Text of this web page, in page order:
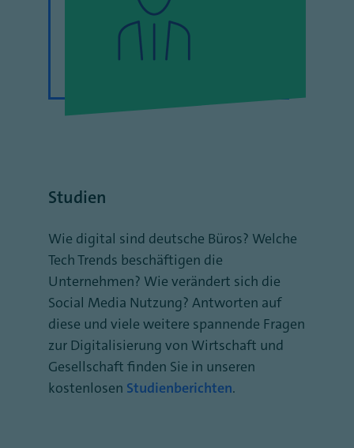
Studien
Wie digital sind deutsche Büros? Welche
Tech Trends beschäftigen die
Unternehmen? Wie verändert sich die
Social Media Nutzung? Antworten auf
diese und viele weitere spannende Fragen
zur Digitalisierung von Wirtschaft und
Gesellschaft finden Sie in unseren
kostenlosen Studienberichten.